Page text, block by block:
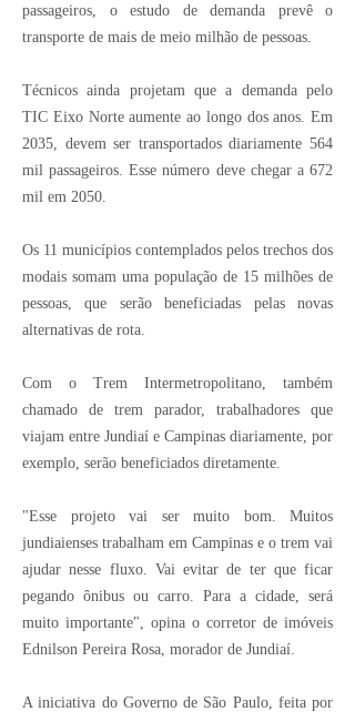
passageiros, o estudo de demanda prevê o
transporte de mais de meio milhão de pessoas.
Técnicos ainda projetam que a demanda pelo
TIC Eixo Norte aumente ao longo dos anos. Em
2035, devem ser transportados diariamente 564
mil passageiros. Esse número deve chegar a 672
mil em 2050.
Os 11 municípios contemplados pelos trechos dos
modais somam uma população de 15 milhões de
pessoas, que serão beneficiadas pelas novas
alternativas de rota.
Com o Trem Intermetropolitano, também
chamado de trem parador, trabalhadores que
viajam entre Jundiaí e Campinas diariamente, por
exemplo, serão beneficiados diretamente.
"Esse projeto vai ser muito bom. Muitos
jundiaienses trabalham em Campinas e o trem vai
ajudar nesse fluxo. Vai evitar de ter que ficar
pegando ônibus ou carro. Para a cidade, será
muito importante", opina o corretor de imóveis
Ednilson Pereira Rosa, morador de Jundiaí.
A iniciativa do Governo de São Paulo, feita por